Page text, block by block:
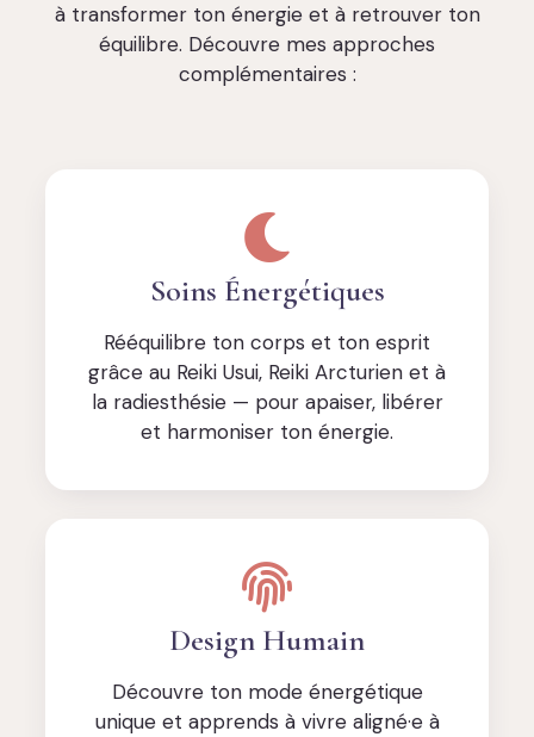
à transformer ton énergie et à retrouver ton
équilibre. Découvre mes approches
complémentaires :
Soins Énergétiques
Rééquilibre ton corps et ton esprit
grâce au Reiki Usui, Reiki Arcturien et à
la radiesthésie — pour apaiser, libérer
et harmoniser ton énergie.
Design Humain
Découvre ton mode énergétique
unique et apprends à vivre aligné·e à